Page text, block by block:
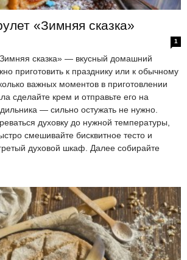
«Зимняя сказка»
1
сказка» — вкусный домашний
приготовить к празднику или к обычному
важных моментов в приготовлении
сделайте крем и отправьте его на
— сильно остужать не нужно.
духовку до нужной температуры,
смешивайте бисквитное тесто и
духовой шкаф. Далее собирайте